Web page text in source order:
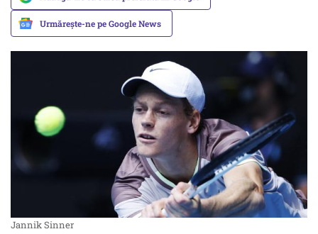
Urmărește-ne pe Google News
Jannik Sinner